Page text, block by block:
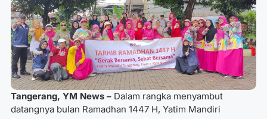
Tangerang, YM News – Dalam rangka menyambut
datangnya bulan Ramadhan 1447 H, Yatim Mandiri